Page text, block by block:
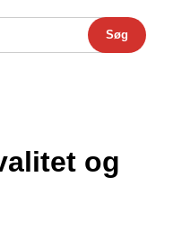
Søg
og